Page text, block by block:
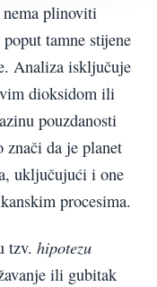
nema plinoviti
tamne stijene
Analiza isključuje
dioksidom ili
pouzdanosti
znači da je planet
uključujući i one
procesima.
tzv. hipotezu
ili gubitak